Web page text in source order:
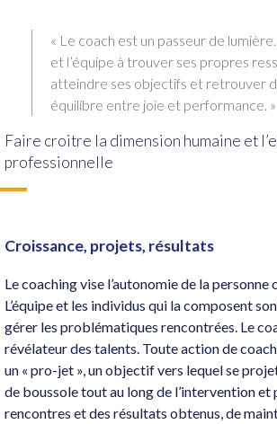
« Le coach est un passeur de
et l’équipe à trouver ses propres
atteindre ses objectifs et retrouver
équilibre entre joie et performance. »
Faire croitre la dimension humaine et
professionnelle
Croissance, projets, résultats
Le coaching vise l’autonomie de la personne
L’équipe et les individus qui la composent
gérer les problématiques rencontrées. Le
révélateur des talents. Toute action de
un « pro-jet », un objectif vers lequel se
de boussole tout au long de l’intervention et
rencontres et des résultats obtenus, de